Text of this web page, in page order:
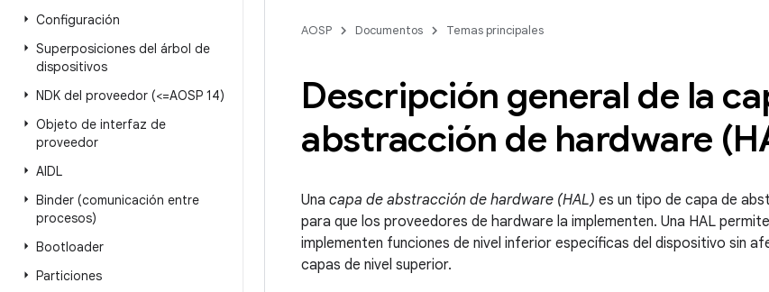
Configuración
Superposiciones del árbol de
dispositivos
NDK del proveedor (<=AOSP 14)
Objeto de interfaz de
proveedor
AIDL
Binder (comunicación entre
procesos)
Bootloader
Particiones
AOSP Documentos Temas principales
Descripción general de la
abstracción de hardware
Una capa de abstracción de hardware (HAL) es un tipo de capa de
para que los proveedores de hardware la implementen. Una HAL
implementen funciones de nivel inferior específicas del dispositivo sin
capas de nivel superior.